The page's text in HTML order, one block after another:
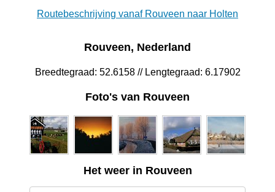
Routebeschrijving vanaf Rouveen naar Holten
Rouveen, Nederland
Breedtegraad: 52.6158 // Lengtegraad: 6.17902
Foto's van Rouveen
Het weer in Rouveen